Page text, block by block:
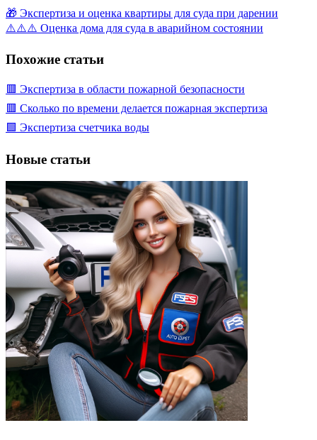
🎁 Экспертиза и оценка квартиры для суда при дарении
⚠️⚠️⚠️ Оценка дома для суда в аварийном состоянии
Похожие статьи
🟥 Экспертиза в области пожарной безопасности
🟥 Сколько по времени делается пожарная экспертиза
🟩 Экспертиза счетчика воды
Новые статьи